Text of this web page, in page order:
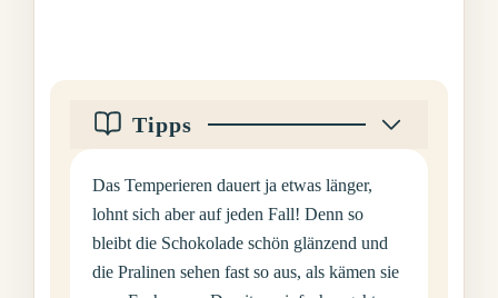
Tipps
Das Temperieren dauert ja etwas länger,
lohnt sich aber auf jeden Fall! Denn so
bleibt die Schokolade schön glänzend und
die Pralinen sehen fast so aus, als kämen sie